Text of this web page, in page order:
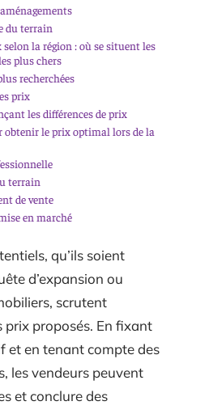
du terrain
selon la région : où se situent les
plus chers
recherchées
prix
les différences de prix
obtenir le prix optimal lors de la
terrain
de vente
en marché
qu’ils soient
d’expansion ou
scrutent
proposés. En fixant
et en tenant compte des
les vendeurs peuvent
et conclure des